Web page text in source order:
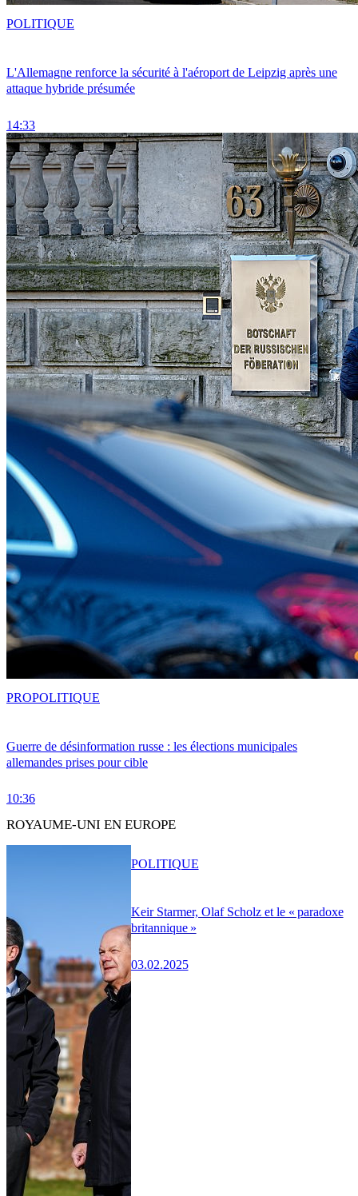
L'Allemagne renforce la sécurité à l'aéroport de Leipzig après une
attaque hybride présumée
14:33
POLITIQUE
Guerre de désinformation russe : les élections municipales
allemandes prises pour cible
10:36
PROPOLITIQUE
ROYAUME-UNI EN EUROPE
Keir Starmer, Olaf Scholz et le « paradoxe
britannique »
03.02.2025
POLITIQUE